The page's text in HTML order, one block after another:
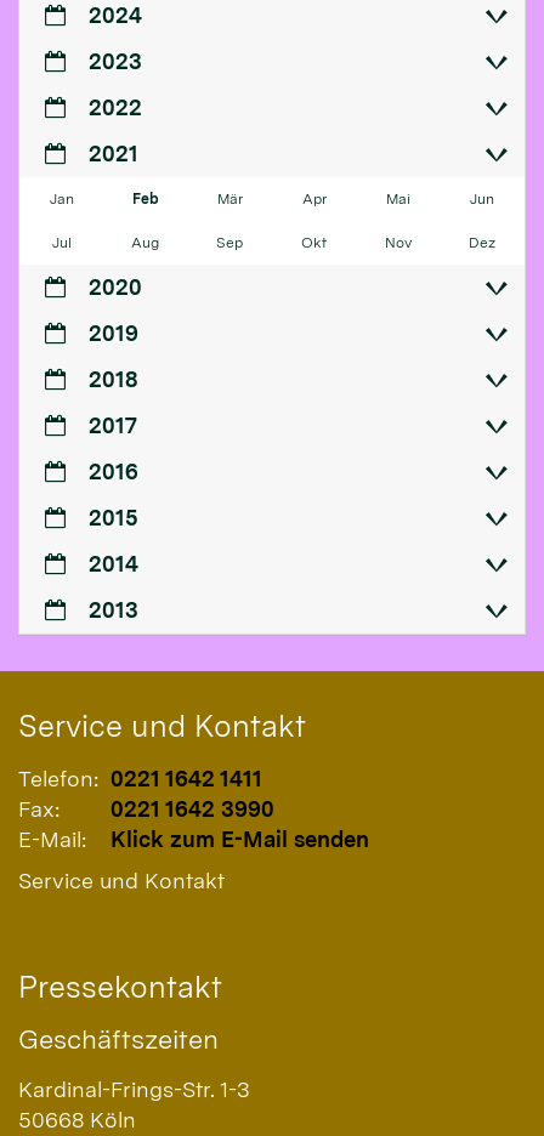
2024
2023
2022
2021
Jan Feb Mär Apr Mai Jun
Jul Aug Sep Okt Nov Dez
2020
2019
2018
2017
2016
2015
2014
2013
Service und Kontakt
Telefon: 0221 1642 1411
Fax:
0221 1642 3990
E-Mail:
Klick zum E-Mail senden
Service und Kontakt
Pressekontakt
Geschäftszeiten
Kardinal-Frings-Str. 1-3
50668 Köln